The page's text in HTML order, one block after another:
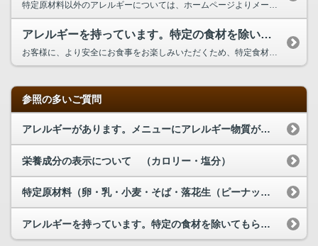
特定原材料以外のアレルギーについては、ホームページよりメールか、フリーダイヤルからお問い合わせ下さい。 アレルギー情報は、メニュー変更や原材料の変更に伴い、随時更新いたしますので、常に最新情報のご確認をお願いいたします。 特定原材料の一覧（一部ブランドは、特定原材料に準ずるものも含む)をブランドごとにご用意しています。 詳しくは こちらをご覧ください。 上記以外のアレルギ...
アレルギーを持っています。特定の食材を除いてもらうことはできますか？
お客様に、より安全にお食事をお楽しみいただくため、特定食材のお取り除き及び別添えなどの対応はいたしかねますので、あらかじめご了承ください。 申し訳ございませんが、お客様ご自身でアレルギー情報を確認してお召し上がりいただけるメニューをご注文下さい。 またアレルギー情報は、メニュー変更や原材料の変更に伴い、随時更新いたしますので、常に最新情報のご確認をお願いいたします。 メ...
参照の多いご質問
アレルギーがあります。メニューにアレルギー物質が含まれているかを調べられますか？
栄養成分の表示について （カロリー・塩分）
特定原材料（卵・乳・小麦・そば・落花生（ピーナッツ）・えび・かに・くるみ・カシューナッツ）以外のアレルギーについて調べることはできますか？
アレルギーを持っています。特定の食材を除いてもらうことはできますか？